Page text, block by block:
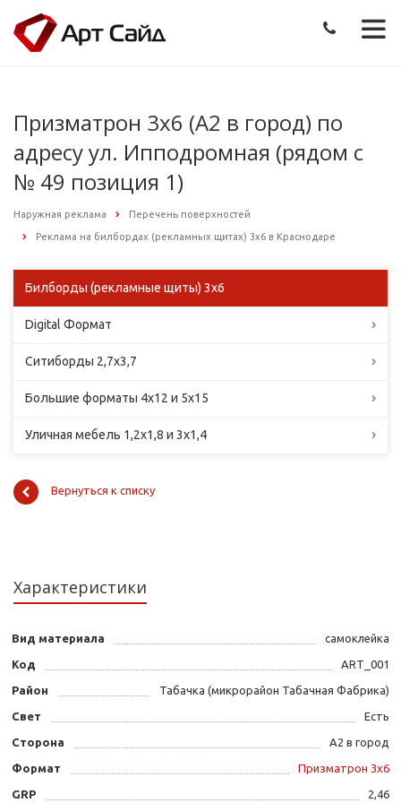
Призматрон 3х6 (А2 в город) по
адресу ул. Ипподромная (рядом с
№ 49 позиция 1)
Наружная реклама Перечень поверхностей
Реклама на билбордах (рекламных щитах) 3х6 в Краснодаре
Билборды (рекламные щиты) 3х6
Digital Формат
Ситиборды 2,7х3,7
Большие форматы 4х12 и 5х15
Уличная мебель 1,2х1,8 и 3х1,4
Вернуться к списку
Характеристики
Вид материала самоклейка
Код ART_001
Район Табачка (микрорайон Табачная Фабрика)
Свет Есть
Сторона А2 в город
Формат Призматрон 3х6
GRP 2,46